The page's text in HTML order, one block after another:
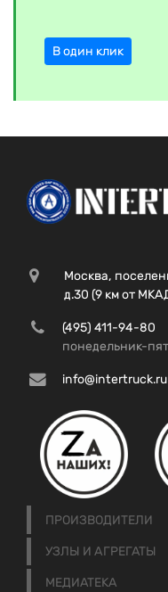
В один клик
Москва,
д.30 (9 км от
(495) 411-94-80
понедельник-
info@intertruck.ru
ПРОИЗВОДИТЕЛИ
УЗЛЫ И АГРЕГАТЫ
МЕДИАТЕКА